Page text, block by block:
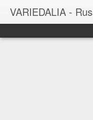
VARIEDALIA -